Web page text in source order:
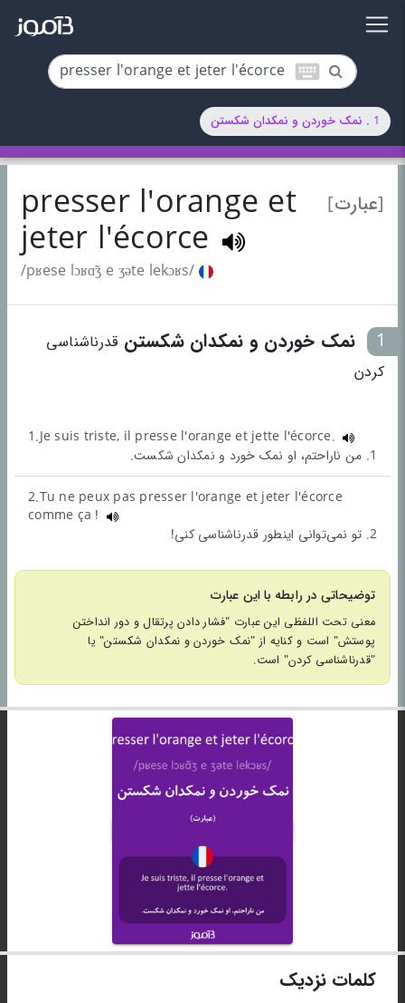
keyboard
1 . نمک خوردن و نمکدان شکستن
[عبارت] presser l'orange et
jeter l'écorce
/pʁese lɔʁɑ̃ʒ e ʒəte lekɔʁs/
1 نمک خوردن و نمکدان شکستن قدرناشناسی
کردن
1.Je suis triste, il presse l'orange et jette l'écorce.
1. من ناراحتم، او نمک خورد و نمکدان شکست.
2.Tu ne peux pas presser l'orange et jeter l'écorce
comme ça !
2. تو نمی‌توانی اینطور قدرناشناسی کنی!
توضیحاتی در رابطه با این عبارت
معنی تحت اللفظی این عبارت "فشار دادن پرتقال و دور انداختن
پوستش" است و کنایه از "نمک خوردن و نمکدان شکستن" یا
"قدرناشناسی کردن" است.
کلمات نزدیک